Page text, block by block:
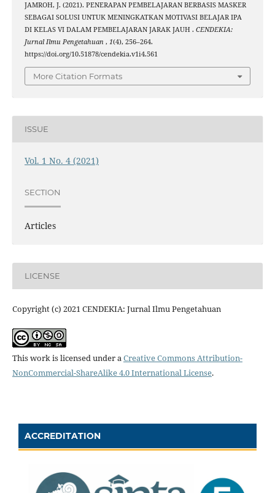
JAMROH, J. (2021). PENERAPAN PEMBELAJARAN BERBASIS MASKER
SEBAGAI SOLUSI UNTUK MENINGKATKAN MOTIVASI BELAJAR IPA
DI KELAS VI DALAM PEMBELAJARAN JARAK JAUH . CENDEKIA:
Jurnal Ilmu Pengetahuan , 1(4), 256–264.
https://doi.org/10.51878/cendekia.v1i4.561
More Citation Formats
ISSUE
Vol. 1 No. 4 (2021)
SECTION
Articles
LICENSE
Copyright (c) 2021 CENDEKIA: Jurnal Ilmu Pengetahuan
This work is licensed under aCreative Commons Attribution-
NonCommercial-ShareAlike 4.0 International License.
ACCREDITATION